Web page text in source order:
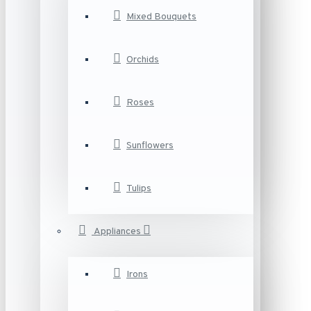
Mixed Bouquets
Orchids
Roses
Sunflowers
Tulips
Appliances
Irons